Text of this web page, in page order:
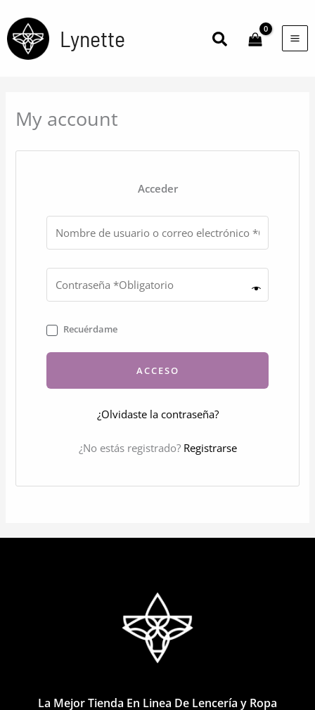
contenido
Lynette Buscar
My account
Acceder
Recuérdame
ACCESO
¿Olvidaste la contraseña?
¿No estás registrado? Registrarse
La Mejor Tienda En Linea De Lencería y Ropa